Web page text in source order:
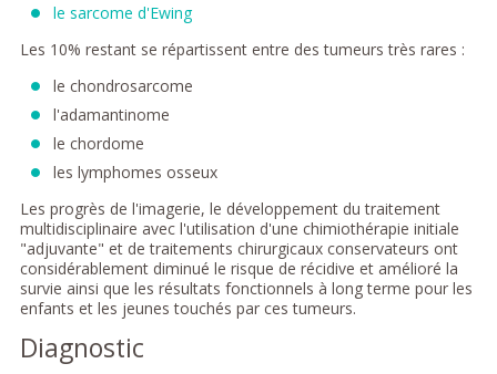
le sarcome d'Ewing
Les 10% restant se répartissent entre des tumeurs très rares :
le chondrosarcome
l'adamantinome
le chordome
les lymphomes osseux
Les progrès de l'imagerie, le développement du traitement
multidisciplinaire avec l'utilisation d'une chimiothérapie initiale
"adjuvante" et de traitements chirurgicaux conservateurs ont
considérablement diminué le risque de récidive et amélioré la
survie ainsi que les résultats fonctionnels à long terme pour les
enfants et les jeunes touchés par ces tumeurs.
Diagnostic